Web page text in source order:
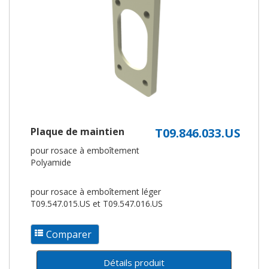
Plaque de maintien T09.846.033.US
pour rosace à emboîtement
Polyamide
pour rosace à emboîtement léger
T09.547.015.US et T09.547.016.US
Détails produit